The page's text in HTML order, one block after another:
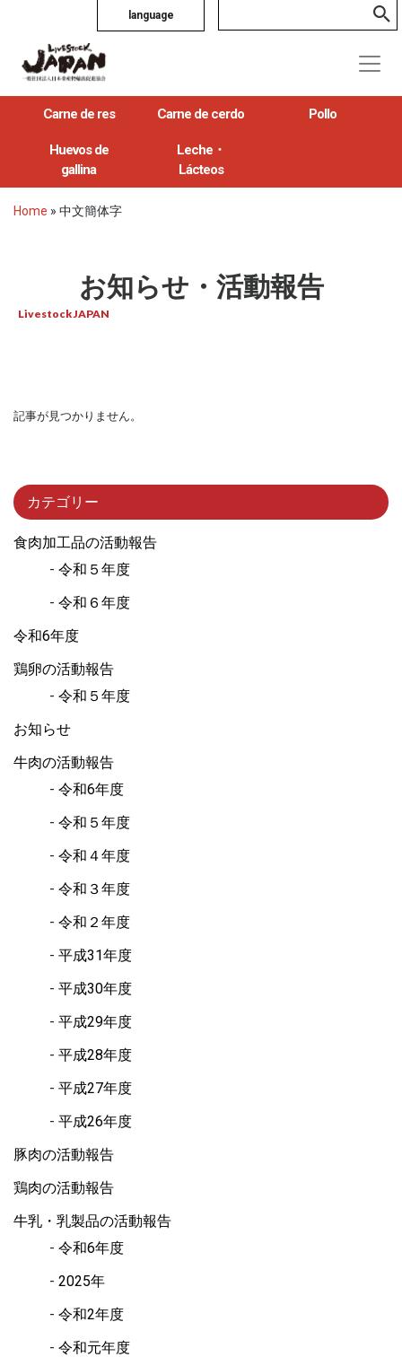
language
Carne de res Carne de cerdo Pollo
Huevos de
gallina
Leche・
Lácteos
Home » 中文簡体字
お知らせ・活動報告
Livestock JAPAN
記事が見つかりません。
カテゴリー
食肉加工品の活動報告
令和５年度
令和６年度
令和6年度
鶏卵の活動報告
令和５年度
お知らせ
牛肉の活動報告
令和6年度
令和５年度
令和４年度
令和３年度
令和２年度
平成31年度
平成30年度
平成29年度
平成28年度
平成27年度
平成26年度
豚肉の活動報告
鶏肉の活動報告
牛乳・乳製品の活動報告
令和6年度
2025年
令和2年度
令和元年度